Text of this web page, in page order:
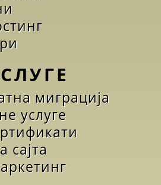
миграција
услуге
сајта